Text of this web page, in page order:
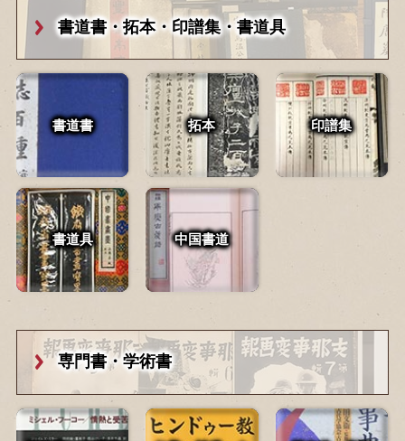
書道書・拓本・ 印譜集・書道具
書道書 拓本 印譜集
書道具 中国書道
専門書・学術書